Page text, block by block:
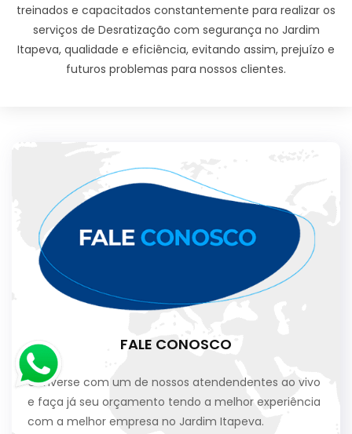
treinados e capacitados constantemente para realizar os
serviços de Desratização com segurança no Jardim
Itapeva, qualidade e eficiência, evitando assim, prejuízo e
futuros problemas para nossos clientes.
FALE CONOSCO
Converse com um de nossos atendendentes ao vivo
e faça já seu orçamento tendo a melhor experiência
com a melhor empresa no Jardim Itapeva.